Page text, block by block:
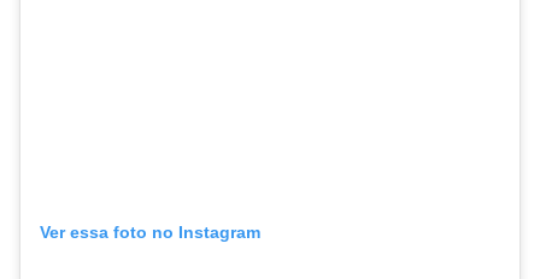
Ver essa foto no Instagram